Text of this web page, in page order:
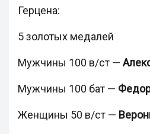
Герцена:
5 золотых медалей
Мужчины 100 в/ст —
Мужчины 100 бат —
Женщины 50 в/ст —